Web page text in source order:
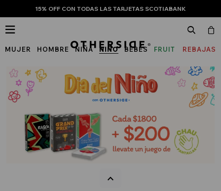
15% OFF CON TODAS LAS TARJETAS SCOTIABANK
MUJER HOMBRE NIÑA NIÑO BEBÉS
FRUIT
THE
LOOM
REBAJAS
